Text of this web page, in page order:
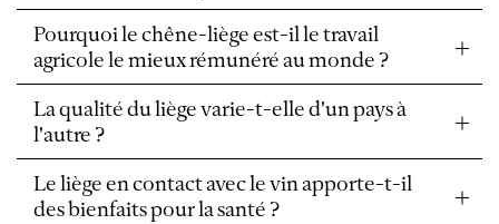
Pourquoi le chêne-liège est-il le travail
agricole le mieux rémunéré au monde ?
La qualité du liège varie-t-elle d'un pays à
l'autre ?
Le liège en contact avec le vin apporte-t-il
des bienfaits pour la santé ?